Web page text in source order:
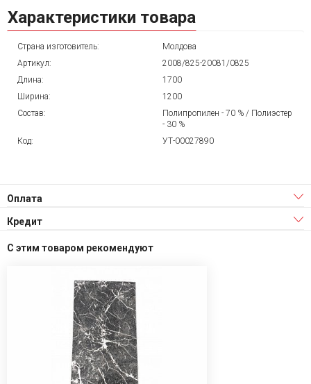
Характеристики товара
Страна изготовитель:
Молдова
Артикул:
2008/825-20081/0825
Длина:
1700
Ширина:
1200
Состав:
Полипропилен - 70 % / Полиэстер
- 30 %
Код:
УТ-00027890
Оплата
Кредит
С этим товаром рекомендуют